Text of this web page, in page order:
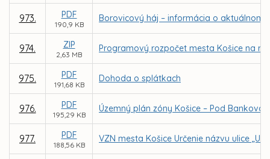
973. PDF
190,9 KB
Borovicový háj – informácia o aktuálnom
974. ZIP
2,63 MB
Programový rozpočet mesta Košice na
975. PDF
191,68 KB
Dohoda o splátkach
976. PDF
195,29 KB
Územný plán zóny Košice – Pod
977. PDF
188,56 KB
VZN mesta Košice Určenie názvu ulice